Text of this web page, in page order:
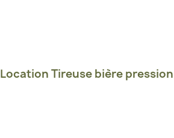
Location Tireuse bière pression